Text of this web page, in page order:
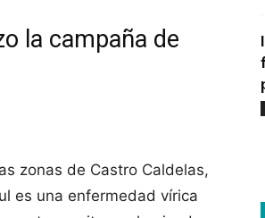
la campaña de
zonas de Castro Caldelas,
es una enfermedad vírica